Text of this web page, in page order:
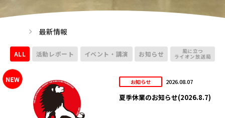
最新情報
ALL 活動レポート イベント・講演 お知らせ 風に立つ
ライオン放送局
お知らせ 2026.08.07
夏季休業のお知らせ(2026.8.7)